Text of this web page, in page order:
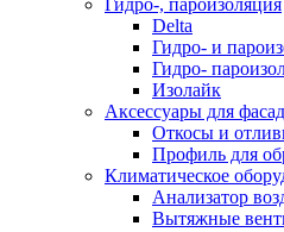
Гидро-, пароизоляция
Delta
Гидро- и
Гидро-
Изолайк
Аксессуары для
Откосы и
Профиль для
Климатическое
Анализатор
Вытяжные